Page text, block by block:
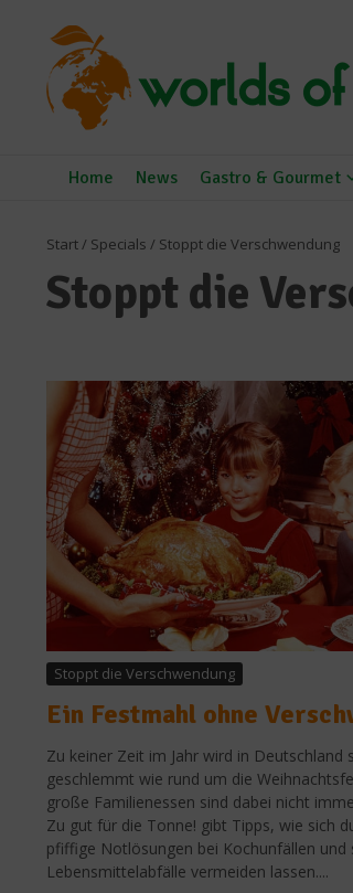
Home News Gastro & Gourmet
Start/ Specials / Stoppt die Verschwendung
Stoppt die
Stoppt die Verschwendung
Ein Festmahl ohne
Zu keiner Zeit im Jahr wird in Deutschland
geschlemmt wie rund um die
große Familienessen sind dabei nicht
Zu gut für die Tonne! gibt Tipps, wie sich
pfiffige Notlösungen bei Kochunfällen und
Lebensmittelabfälle vermeiden lassen....